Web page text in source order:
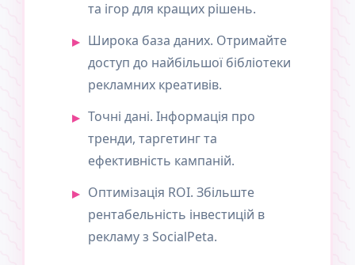
та ігор для кращих рішень.
Широка база даних. Отримайте
доступ до найбільшої бібліотеки
рекламних креативів.
Точні дані. Інформація про
тренди, таргетинг та
ефективність кампаній.
Оптимізація ROI. Збільште
рентабельність інвестицій в
рекламу з SocialPeta.